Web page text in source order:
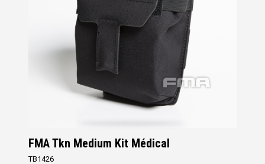
FMA Tkn Medium Kit Médical
TB1426